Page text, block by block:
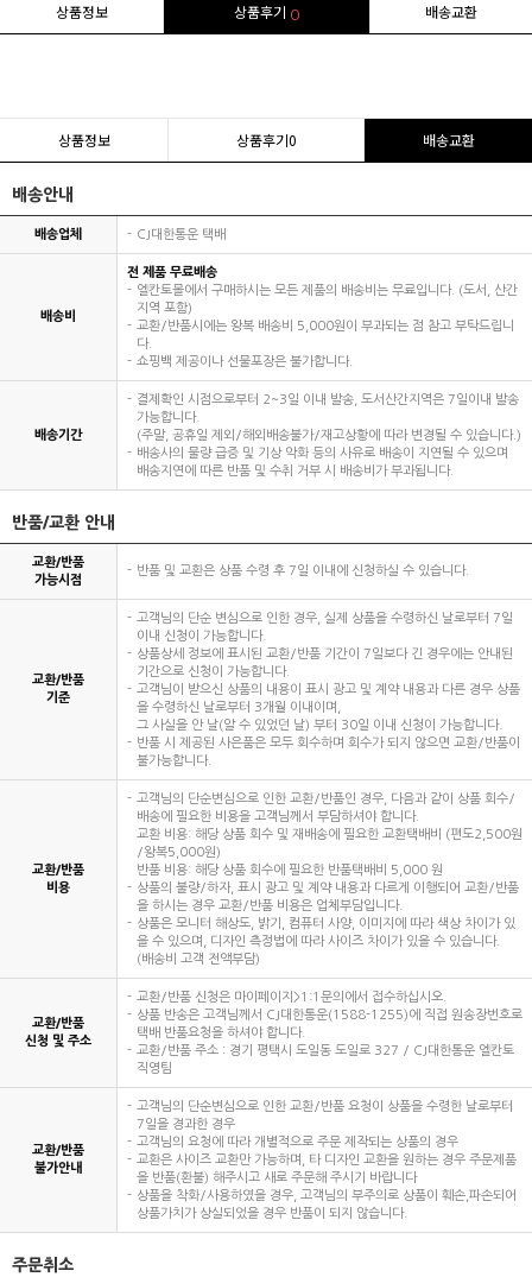
상품정보 상품후기 0 배송교환
상품정보 상품후기0 배송교환
배송안내
배송업체 CJ대한통운 택배
배송비
전 제품 무료배송
엘칸토몰에서 구매하시는 모든 제품의 배송비는 무료입니다. (도서, 산간
지역 포함)
교환/반품시에는 왕복 배송비 5,000원이 부과되는 점 참고 부탁드립니
다.
쇼핑백 제공이나 선물포장은 불가합니다.
배송기간
결제확인 시점으로부터 2~3일 이내 발송, 도서산간지역은 7일이내 발송
가능합니다.
(주말, 공휴일 제외/해외배송불가/재고상황에 따라 변경될 수 있습니다.)
배송사의 물량 급증 및 기상 악화 등의 사유로 배송이 지연될 수 있으며
배송지연에 따른 반품 및 수취 거부 시 배송비가 부과됩니다.
반품/교환 안내
교환/반품
가능시점
반품 및 교환은 상품 수령 후 7일 이내에 신청하실 수 있습니다.
교환/반품
기준
고객님의 단순 변심으로 인한 경우, 실제 상품을 수령하신 날로부터 7일
이내 신청이 가능합니다.
상품상세 정보에 표시된 교환/반품 기간이 7일보다 긴 경우에는 안내된
기간으로 신청이 가능합니다.
고객님이 받으신 상품의 내용이 표시 광고 및 계약 내용과 다른 경우 상품
을 수령하신 날로부터 3개월 이내이며,
그 사실을 안 날(알 수 있었던 날) 부터 30일 이내 신청이 가능합니다.
반품 시 제공된 사은품은 모두 회수하며 회수가 되지 않으면 교환/반품이
불가능합니다.
교환/반품
비용
고객님의 단순변심으로 인한 교환/반품인 경우, 다음과 같이 상품 회수/
배송에 필요한 비용을 고객님께서 부담하셔야 합니다.
교환 비용: 해당 상품 회수 및 재배송에 필요한 교환택배비 (편도2,500원
/왕복5,000원)
반품 비용: 해당 상품 회수에 필요한 반품택배비 5,000 원
상품의 불량/하자, 표시 광고 및 계약 내용과 다르게 이행되어 교환/반품
을 하시는 경우 교환/반품 비용은 업체부담입니다.
상품은 모니터 해상도, 밝기, 컴퓨터 사양, 이미지에 따라 색상 차이가 있
을 수 있으며, 디자인 측정법에 따라 사이즈 차이가 있을 수 있습니다.
(배송비 고객 전액부담)
교환/반품
신청 및 주소
교환/반품 신청은 마이페이지>1:1문의에서 접수하십시오.
상품 반송은 고객님께서 CJ대한통운(1588-1255)에 직접 원송장번호로
택배 반품요청을 하셔야 합니다.
교환/반품 주소 : 경기 평택시 도일동 도일로 327 / CJ대한통운 엘칸토
직영팀
교환/반품
불가안내
고객님의 단순변심으로 인한 교환/반품 요청이 상품을 수령한 날로부터
7일을 경과한 경우
고객님의 요청에 따라 개별적으로 주문 제작되는 상품의 경우
교환은 사이즈 교환만 가능하며, 타 디자인 교환을 원하는 경우 주문제품
을 반품(환불) 해주시고 새로 주문해 주시기 바랍니다
상품을 착화/사용하였을 경우, 고객님의 부주의로 상품이 훼손,파손되어
상품가치가 상실되었을 경우 반품이 되지 않습니다.
주문취소